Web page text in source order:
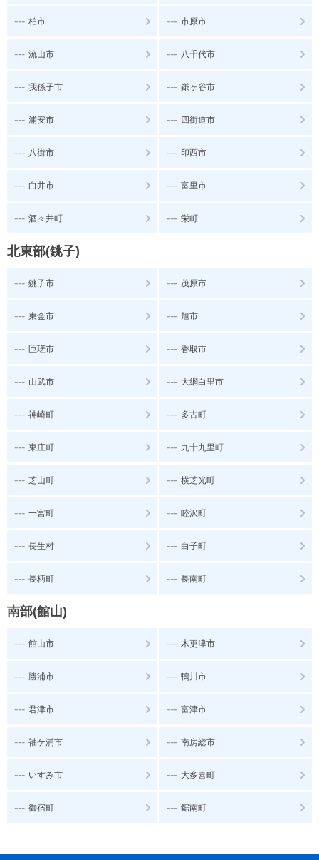
--- 柏市 --- 市原市
--- 流山市 --- 八千代市
--- 我孫子市 --- 鎌ヶ谷市
--- 浦安市 --- 四街道市
--- 八街市 --- 印西市
--- 白井市 --- 富里市
--- 酒々井町 --- 栄町
北東部(銚子)
--- 銚子市 --- 茂原市
--- 東金市 --- 旭市
--- 匝瑳市 --- 香取市
--- 山武市 --- 大網白里市
--- 神崎町 --- 多古町
--- 東庄町 --- 九十九里町
--- 芝山町 --- 横芝光町
--- 一宮町 --- 睦沢町
--- 長生村 --- 白子町
--- 長柄町 --- 長南町
南部(館山)
--- 館山市 --- 木更津市
--- 勝浦市 --- 鴨川市
--- 君津市 --- 富津市
--- 袖ケ浦市 --- 南房総市
--- いすみ市 --- 大多喜町
--- 御宿町 --- 鋸南町